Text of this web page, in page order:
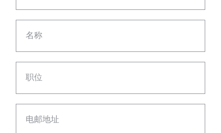
名称
职位
电邮地址